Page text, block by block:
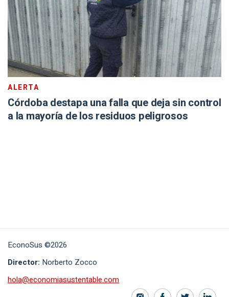
ALERTA
Córdoba destapa una falla que deja sin control
a la mayoría de los residuos peligrosos
EconoSus ©2026
Director: Norberto Zocco
hola@economiasustentable.com